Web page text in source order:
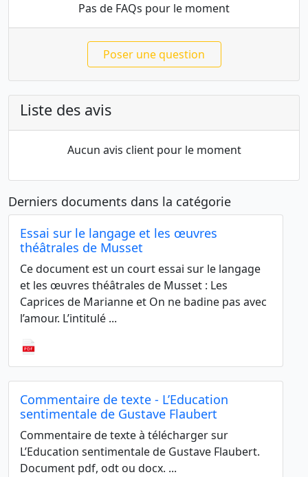
Pas de FAQs pour le moment
Poser une question
Liste des avis
Aucun avis client pour le moment
Derniers documents dans la catégorie
Essai sur le langage et les œuvres
théâtrales de Musset
Ce document est un court essai sur le langage
et les œuvres théâtrales de Musset : Les
Caprices de Marianne et On ne badine pas avec
l’amour. L’intitulé ...
Commentaire de texte - L’Education
sentimentale de Gustave Flaubert
Commentaire de texte à télécharger sur
L’Education sentimentale de Gustave Flaubert.
Document pdf, odt ou docx. ...